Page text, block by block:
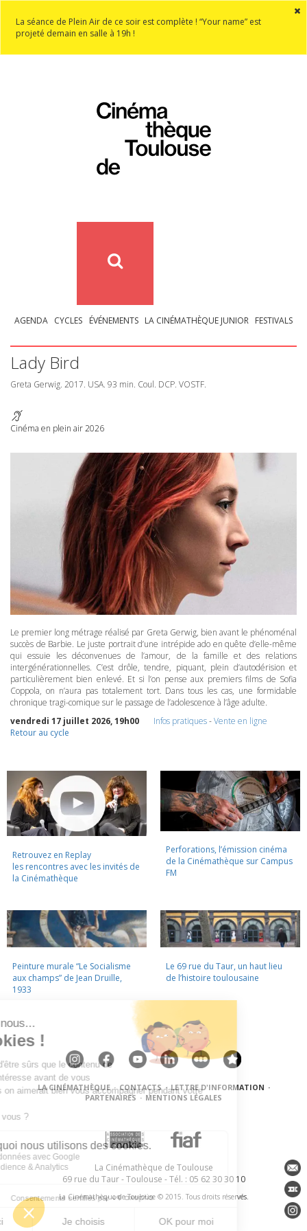
La séance de Plein Air de ce soir est complète ! “Your name” est
projeté demain en salle à 19h !
AGENDA CYCLES ÉVÉNEMENTS LA CINÉMATHÈQUE JUNIOR FESTIVALS
Lady Bird
Greta Gerwig. 2017. USA. 93 min. Coul. DCP. VOSTF.
Cinéma en plein air 2026
Le premier long métrage réalisé par Greta Gerwig, bien avant le phénoménal
succès de Barbie. Le juste portrait d’une intrépide ado en quête d’elle-même
qui essuie les déconvenues de l’amour, de la famille et des relations
intergénérationnelles. C’est drôle, tendre, piquant, plein d’autodérision et
particulièrement bien enlevé. Et si l’on pense aux premiers films de Sofia
Coppola, on n’aura pas totalement tort. Dans tous les cas, une formidable
chronique tragi-comique sur le passage de l’adolescence à l’âge adulte.
vendredi 17 juillet 2026, 19h00
Infos pratiques-Vente en ligne
Retour au cycle
Retrouvez en Replay
les rencontres avec les invités de
la Cinémathèque
Perforations, l’émission cinéma
de la Cinémathèque sur Campus
FM
Peinture murale “Le Socialisme
aux champs” de Jean Druille,
1933
Le 69 rue du Taur, un haut lieu
de l’histoire toulousaine
LA CINÉMATHÈQUE · CONTACTS · LETTRE D'INFORMATION ·
PARTENAIRES · MENTIONS LÉGALES
La Cinémathèque de Toulouse
69 rue du Taur - Toulouse - Tél. : 05 62 30 30 10
La Cinémathèque de Toulouse © 2015. Tous droits réservés.